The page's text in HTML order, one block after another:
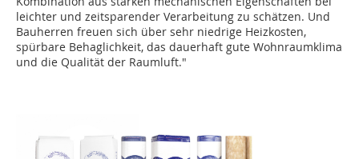
leichter und zeitsparender Verarbeitung zu schätzen. Und
Bauherren freuen sich über sehr niedrige Heizkosten,
spürbare Behaglichkeit, das dauerhaft gute Wohnraumklima
und die Qualität der Raumluft."